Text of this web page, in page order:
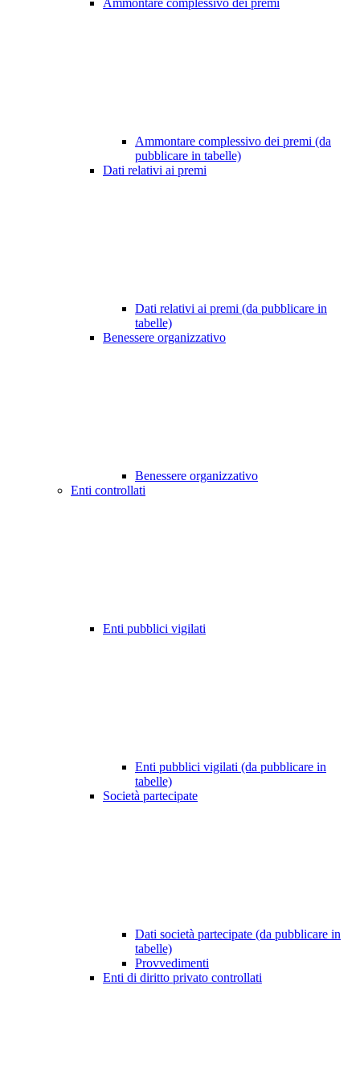
Ammontare complessivo dei premi
Ammontare complessivo dei premi (da
pubblicare in tabelle)
Dati relativi ai premi
Dati relativi ai premi (da pubblicare in
tabelle)
Benessere organizzativo
Benessere organizzativo
Enti controllati
Enti pubblici vigilati
Enti pubblici vigilati (da pubblicare in
tabelle)
Società partecipate
Dati società partecipate (da pubblicare in
tabelle)
Provvedimenti
Enti di diritto privato controllati